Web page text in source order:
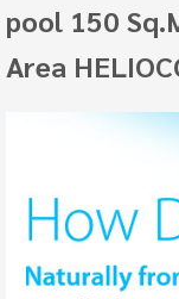
pool 150
Area